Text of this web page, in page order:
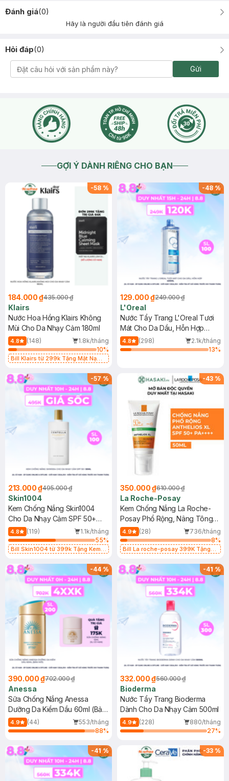
Đánh giá(0)
Hãy là người đầu tiên đánh giá
Hỏi đáp(0)
Gửi
GỢI Ý DÀNH RIÊNG CHO BẠN
-58 %
184.000 ₫435.000 ₫
Klairs
Nước Hoa Hồng Klairs Không
Mùi Cho Da Nhạy Cảm 180ml
4.8 (148)
1.8k/tháng
10%
Bill Klairs từ 299k Tặng Mặt Nạ
25ml (SL Có Hạn)
-48%
129.000 ₫249.000 ₫
L'Oreal
Nước Tẩy Trang L'Oreal Tươi
Mát Cho Da Dầu, Hỗn Hợp
400ml
4.8 (298)
2.1k/tháng
13%
-57%
213.000 ₫495.000 ₫
Skin1004
Kem Chống Nắng Skin1004
Cho Da Nhạy Cảm SPF 50+
50ml
4.8 (119)
1.1k/tháng
55%
Bill Skin1004 từ 399k Tặng Kem
SPF 50+ 20ml (SL Có Hạn)
-43 %
350.000 ₫610.000 ₫
La Roche-Posay
Kem Chống Nắng La Roche-
Posay Phổ Rộng, Nâng Tông
Kiềm Dầu 50ml
4.9 (28)
736/tháng
8%
Bill La roche-posay 399K Tặng
(SL có hạn)
-44%
390.000 ₫702.000 ₫
Anessa
Sữa Chống Nắng Anessa
Dưỡng Da Kiềm Dầu 60ml (Bản
Mới)
4.9 (44)
553/tháng
88%
-41%
332.000 ₫560.000 ₫
Bioderma
Nước Tẩy Trang Bioderma
Dành Cho Da Nhạy Cảm 500ml
4.9 (228)
880/tháng
27%
-41% -33 %